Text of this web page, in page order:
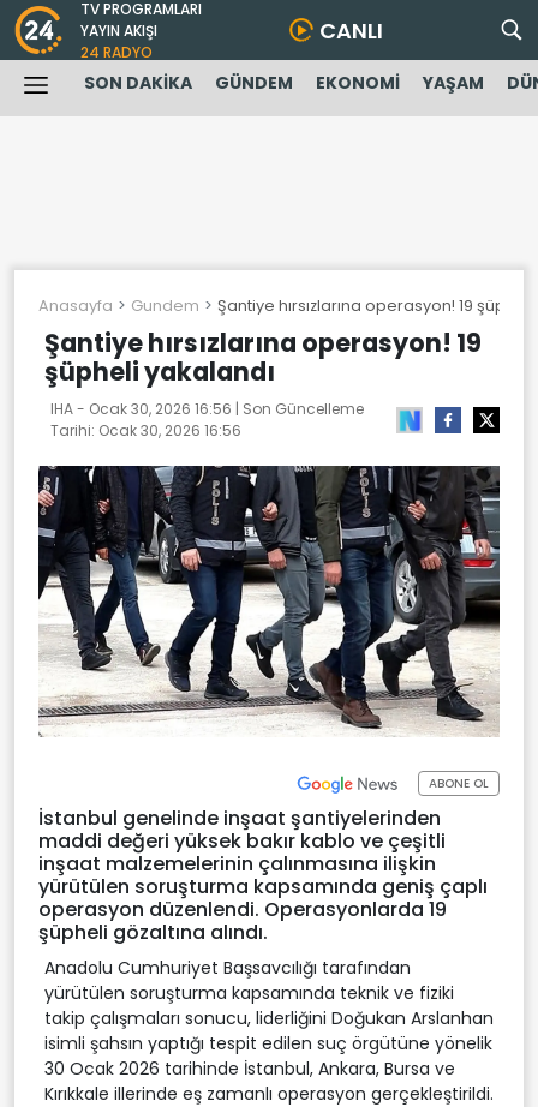
TV PROGRAMLARI
YAYIN AKIŞI
24 RADYO
CANLI
SON DAKİKA GÜNDEM EKONOMİ YAŞAM
Anasayfa Gundem Şantiye hırsızlarına operasyon! 19
Şantiye hırsızlarına operasyon! 19
şüpheli yakalandı
IHA - Ocak 30, 2026 16:56 | Son Güncelleme
Tarihi: Ocak 30, 2026 16:56
ABONE OL
İstanbul genelinde inşaat şantiyelerinden
maddi değeri yüksek bakır kablo ve çeşitli
inşaat malzemelerinin çalınmasına ilişkin
yürütülen soruşturma kapsamında geniş çaplı
operasyon düzenlendi. Operasyonlarda 19
şüpheli gözaltına alındı.
Anadolu Cumhuriyet Başsavcılığı tarafından
yürütülen soruşturma kapsamında teknik ve fiziki
takip çalışmaları sonucu, liderliğini Doğukan Arslanhan
isimli şahsın yaptığı tespit edilen suç örgütüne yönelik
30 Ocak 2026 tarihinde İstanbul, Ankara, Bursa ve
Kırıkkale illerinde eş zamanlı operasyon gerçekleştirildi.